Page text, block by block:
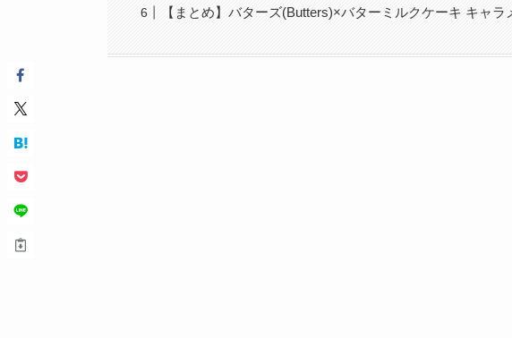
【まとめ】バターズ(Butters)×バターミルクケーキ キャラ